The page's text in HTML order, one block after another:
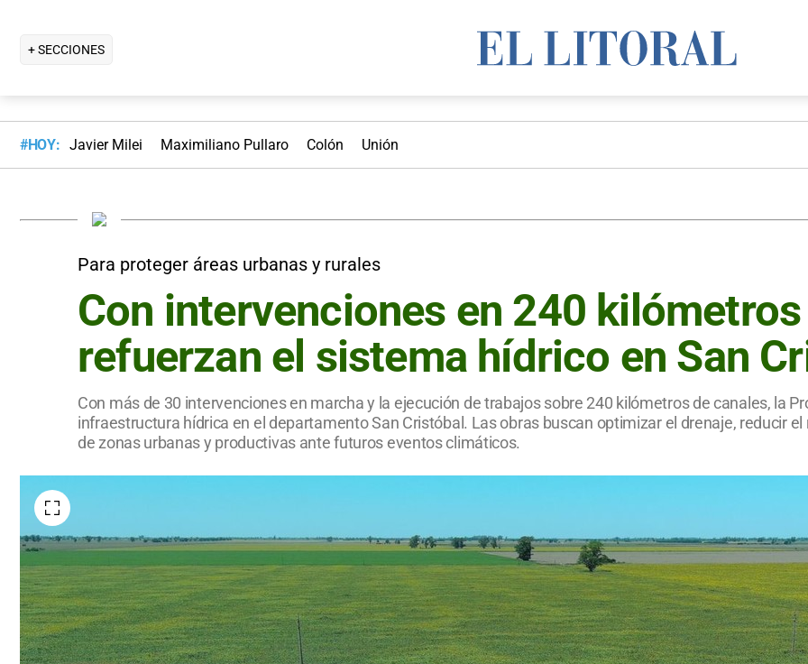
+ SECCIONES
#HOY: Javier Milei Maximiliano Pullaro Colón Unión
Para proteger áreas urbanas y rurales
Con intervenciones en 240
refuerzan el sistema hídrico en San
Con más de 30 intervenciones en marcha y la ejecución de trabajos sobre 240 kilómetros de canales, la
infraestructura hídrica en el departamento San Cristóbal. Las obras buscan optimizar el drenaje, reducir
de zonas urbanas y productivas ante futuros eventos climáticos.